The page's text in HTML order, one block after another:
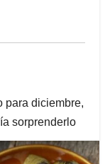
para diciembre,
sorprenderlo